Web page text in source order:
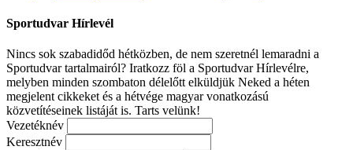
Sportudvar Hírlevél
Nincs sok szabadidőd hétközben, de nem szeretnél lemaradni a
Sportudvar tartalmairól? Iratkozz föl a Sportudvar Hírlevélre,
melyben minden szombaton délelőtt elküldjük Neked a héten
megjelent cikkeket és a hétvége magyar vonatkozású
közvetítéseinek listáját is. Tarts velünk!
Vezetéknév
Keresztnév